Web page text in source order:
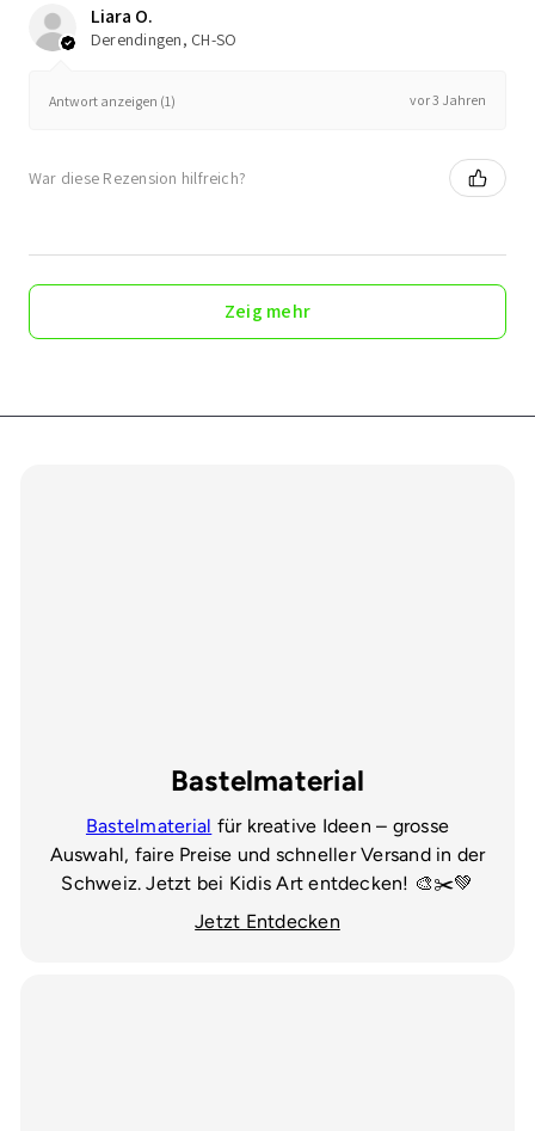
Liara O.
Derendingen, CH-SO
Antwort anzeigen (1) vor 3 Jahren
War diese Rezension hilfreich?
Zeig mehr
Bastelmaterial
Bastelmaterial für kreative Ideen – grosse
Auswahl, faire Preise und schneller Versand in der
Schweiz. Jetzt bei Kidis Art entdecken! 🎨✂️💚
Jetzt Entdecken